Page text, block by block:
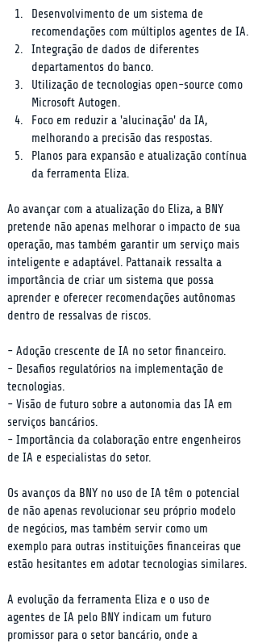
Desenvolvimento de um sistema de
recomendações com múltiplos agentes de IA.
Integração de dados de diferentes
departamentos do banco.
Utilização de tecnologias open-source como
Microsoft Autogen.
Foco em reduzir a 'alucinação' da IA,
melhorando a precisão das respostas.
Planos para expansão e atualização contínua
da ferramenta Eliza.
Ao avançar com a atualização do Eliza, a BNY
pretende não apenas melhorar o impacto de sua
operação, mas também garantir um serviço mais
inteligente e adaptável. Pattanaik ressalta a
importância de criar um sistema que possa
aprender e oferecer recomendações autônomas
dentro de ressalvas de riscos.
- Adoção crescente de IA no setor financeiro.
- Desafios regulatórios na implementação de
tecnologias.
- Visão de futuro sobre a autonomia das IA em
serviços bancários.
- Importância da colaboração entre engenheiros
de IA e especialistas do setor.
Os avanços da BNY no uso de IA têm o potencial
de não apenas revolucionar seu próprio modelo
de negócios, mas também servir como um
exemplo para outras instituições financeiras que
estão hesitantes em adotar tecnologias similares.
A evolução da ferramenta Eliza e o uso de
agentes de IA pelo BNY indicam um futuro
promissor para o setor bancário, onde a